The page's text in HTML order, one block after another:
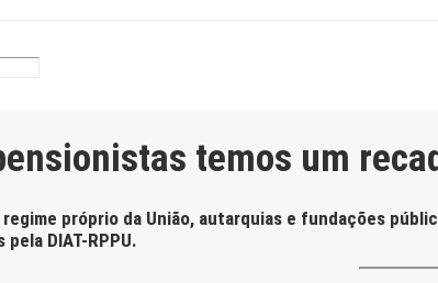
temos um
próprio da União, autarquias e fundações
DIAT-RPPU.